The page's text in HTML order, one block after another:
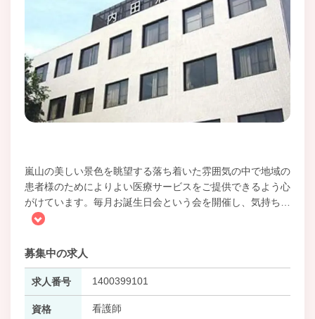
嵐山の美しい景色を眺望する落ち着いた雰囲気の中で地域の
患者様のためによりよい医療サービスをご提供できるよう心
がけています。毎月お誕生日会という会を開催し、気持ち
募集中の求人
求人番号 1400399101
資格 看護師